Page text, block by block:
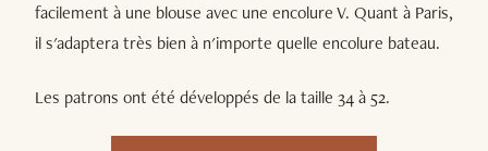
facilement à une blouse avec une encolure V. Quant à Paris,
il s'adaptera très bien à n'importe quelle encolure bateau.
Les patrons ont été développés de la taille 34 à 52.